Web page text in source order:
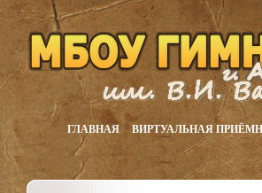
ГЛАВНАЯ ВИРТУАЛЬНАЯ